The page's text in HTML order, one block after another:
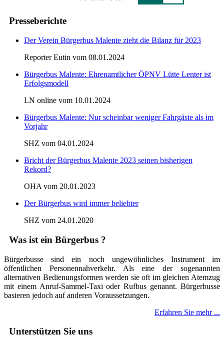
Presseberichte
Der Verein Bürgerbus Malente zieht die Bilanz für 2023
Reporter Eutin vom 08.01.2024
Bürgerbus Malente: Ehrenamtlicher ÖPNV Lütte Lenter ist
Erfolgsmodell
LN online vom 10.01.2024
Bürgerbus Malente: Nur scheinbar weniger Fahrgäste als im
Vorjahr
SHZ vom 04.01.2024
Bricht der Bürgerbus Malente 2023 seinen bisherigen
Rekord?
OHA vom 20.01.2023
Der Bürgerbus wird immer beliebter
SHZ vom 24.01.2020
Was ist ein Bürgerbus ?
Bürgerbusse sind ein noch ungewöhnliches Instrument im
öffentlichen Personennahverkehr. Als eine der sogenannten
alternativen Bedienungsformen werden sie oft im gleichen Atemzug
mit einem Anruf-Sammel-Taxi oder Rufbus genannt. Bürgerbusse
basieren jedoch auf anderen Voraussetzungen.
Erfahren Sie mehr ...
Unterstützen Sie uns